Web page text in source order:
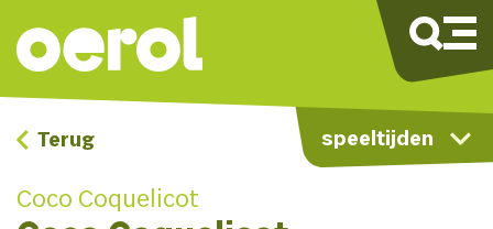
speeltijden
Terug
Coco Coquelicot